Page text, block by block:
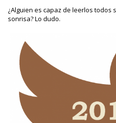
¿Alguien es capaz de leerlos todos
sonrisa? Lo dudo.